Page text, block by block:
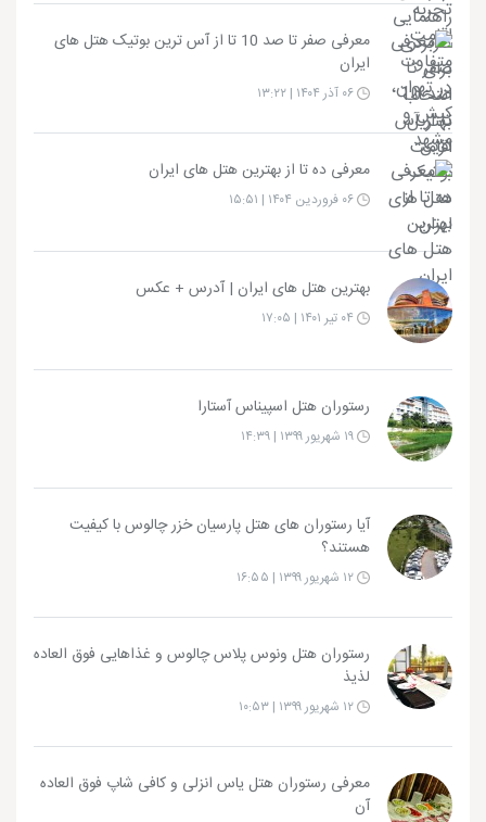
معرفی صفر تا صد 10 تا از آس ترین بوتیک هتل های
ایران
معرفی ده تا از بهترین هتل های ایران
بهترین هتل های ایران | آدرس + عکس
رستوران هتل اسپیناس آستارا
آیا رستوران های هتل پارسیان خزر چالوس با کیفیت
هستند؟
رستوران هتل ونوس پلاس چالوس و غذاهایی فوق العاده
لذیذ
معرفی رستوران هتل یاس انزلی و کافی شاپ فوق العاده
آن